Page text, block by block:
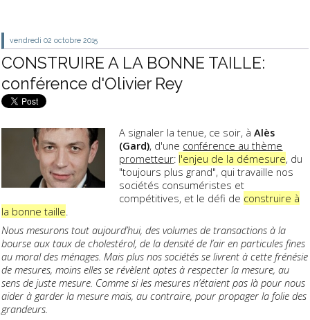
vendredi 02 octobre 2015
CONSTRUIRE A LA BONNE TAILLE:
conférence d'Olivier Rey
A signaler la tenue, ce soir, à Alès
(Gard), d'une conférence au thème
prometteur: l'enjeu de la démesure, du
"toujours plus grand", qui travaille nos
sociétés consuméristes et
compétitives, et le défi de construire à
la bonne taille.
Nous mesurons tout aujourd’hui, des volumes de transactions à la
bourse aux taux de cholestérol, de la densité de l’air en particules fines
au moral des ménages. Mais plus nos sociétés se livrent à cette frénésie
de mesures, moins elles se révèlent aptes à respecter la mesure, au
sens de juste mesure. Comme si les mesures n’étaient pas là pour nous
aider à garder la mesure mais, au contraire, pour propager la folie des
grandeurs.